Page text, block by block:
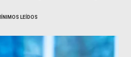
LEÍDOS